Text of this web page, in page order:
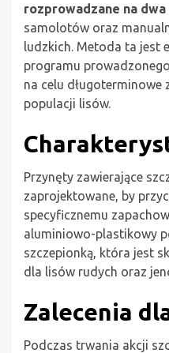
rozprowadzane na
samolotów oraz
ludzkich. Metoda ta jest
programu
na celu długoterminowe
populacji lisów.
Przynęty zawierające
zaprojektowane, by
specyficznemu
aluminiowo-plastikowy
szczepionką, która jest
dla lisów rudych oraz
Zalecenia
Podczas trwania akcji